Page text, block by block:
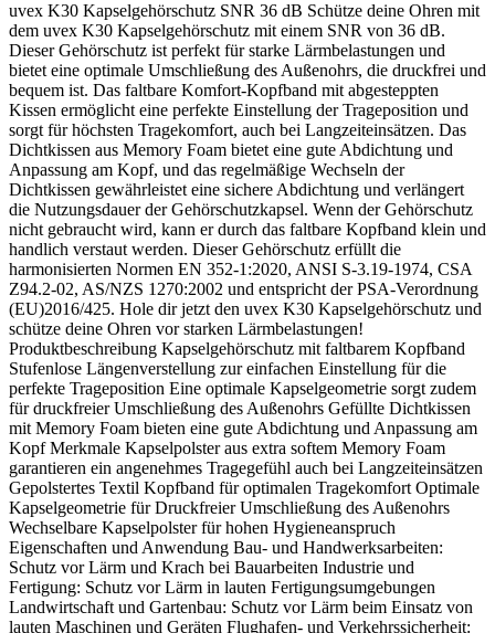
uvex K30 Kapselgehörschutz SNR 36 dB Schütze deine Ohren mit
dem uvex K30 Kapselgehörschutz mit einem SNR von 36 dB.
Dieser Gehörschutz ist perfekt für starke Lärmbelastungen und
bietet eine optimale Umschließung des Außenohrs, die druckfrei und
bequem ist. Das faltbare Komfort-Kopfband mit abgesteppten
Kissen ermöglicht eine perfekte Einstellung der Trageposition und
sorgt für höchsten Tragekomfort, auch bei Langzeiteinsätzen. Das
Dichtkissen aus Memory Foam bietet eine gute Abdichtung und
Anpassung am Kopf, und das regelmäßige Wechseln der
Dichtkissen gewährleistet eine sichere Abdichtung und verlängert
die Nutzungsdauer der Gehörschutzkapsel. Wenn der Gehörschutz
nicht gebraucht wird, kann er durch das faltbare Kopfband klein und
handlich verstaut werden. Dieser Gehörschutz erfüllt die
harmonisierten Normen EN 352-1:2020, ANSI S-3.19-1974, CSA
Z94.2-02, AS/NZS 1270:2002 und entspricht der PSA-Verordnung
(EU)2016/425. Hole dir jetzt den uvex K30 Kapselgehörschutz und
schütze deine Ohren vor starken Lärmbelastungen!
Produktbeschreibung Kapselgehörschutz mit faltbarem Kopfband
Stufenlose Längenverstellung zur einfachen Einstellung für die
perfekte Trageposition Eine optimale Kapselgeometrie sorgt zudem
für druckfreier Umschließung des Außenohrs Gefüllte Dichtkissen
mit Memory Foam bieten eine gute Abdichtung und Anpassung am
Kopf Merkmale Kapselpolster aus extra softem Memory Foam
garantieren ein angenehmes Tragegefühl auch bei Langzeiteinsätzen
Gepolstertes Textil Kopfband für optimalen Tragekomfort Optimale
Kapselgeometrie für Druckfreier Umschließung des Außenohrs
Wechselbare Kapselpolster für hohen Hygieneanspruch
Eigenschaften und Anwendung Bau- und Handwerksarbeiten:
Schutz vor Lärm und Krach bei Bauarbeiten Industrie und
Fertigung: Schutz vor Lärm in lauten Fertigungsumgebungen
Landwirtschaft und Gartenbau: Schutz vor Lärm beim Einsatz von
lauten Maschinen und Geräten Flughafen- und Verkehrssicherheit: